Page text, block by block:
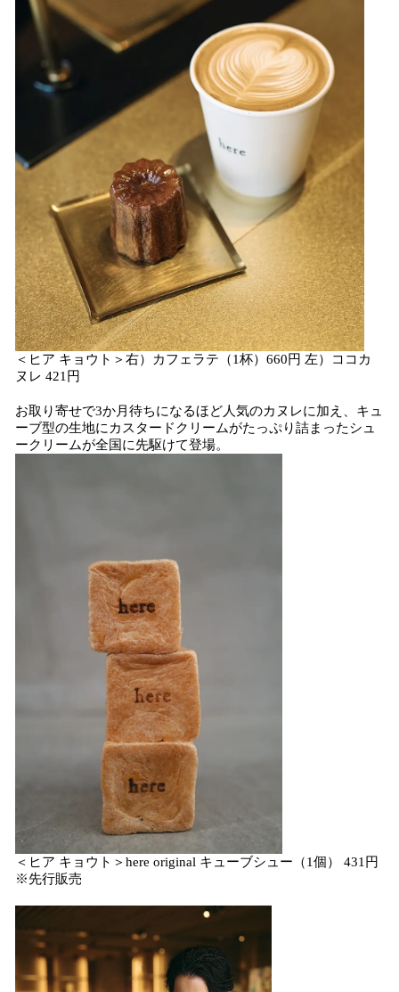
＜ヒア キョウト＞右）カフェラテ（1杯）660円 左）ココカ
ヌレ 421円
お取り寄せで3か月待ちになるほど人気のカヌレに加え、キュ
ーブ型の生地にカスタードクリームがたっぷり詰まったシュ
ークリームが全国に先駆けて登場。
＜ヒア キョウト＞here original キューブシュー（1個） 431円
※先行販売